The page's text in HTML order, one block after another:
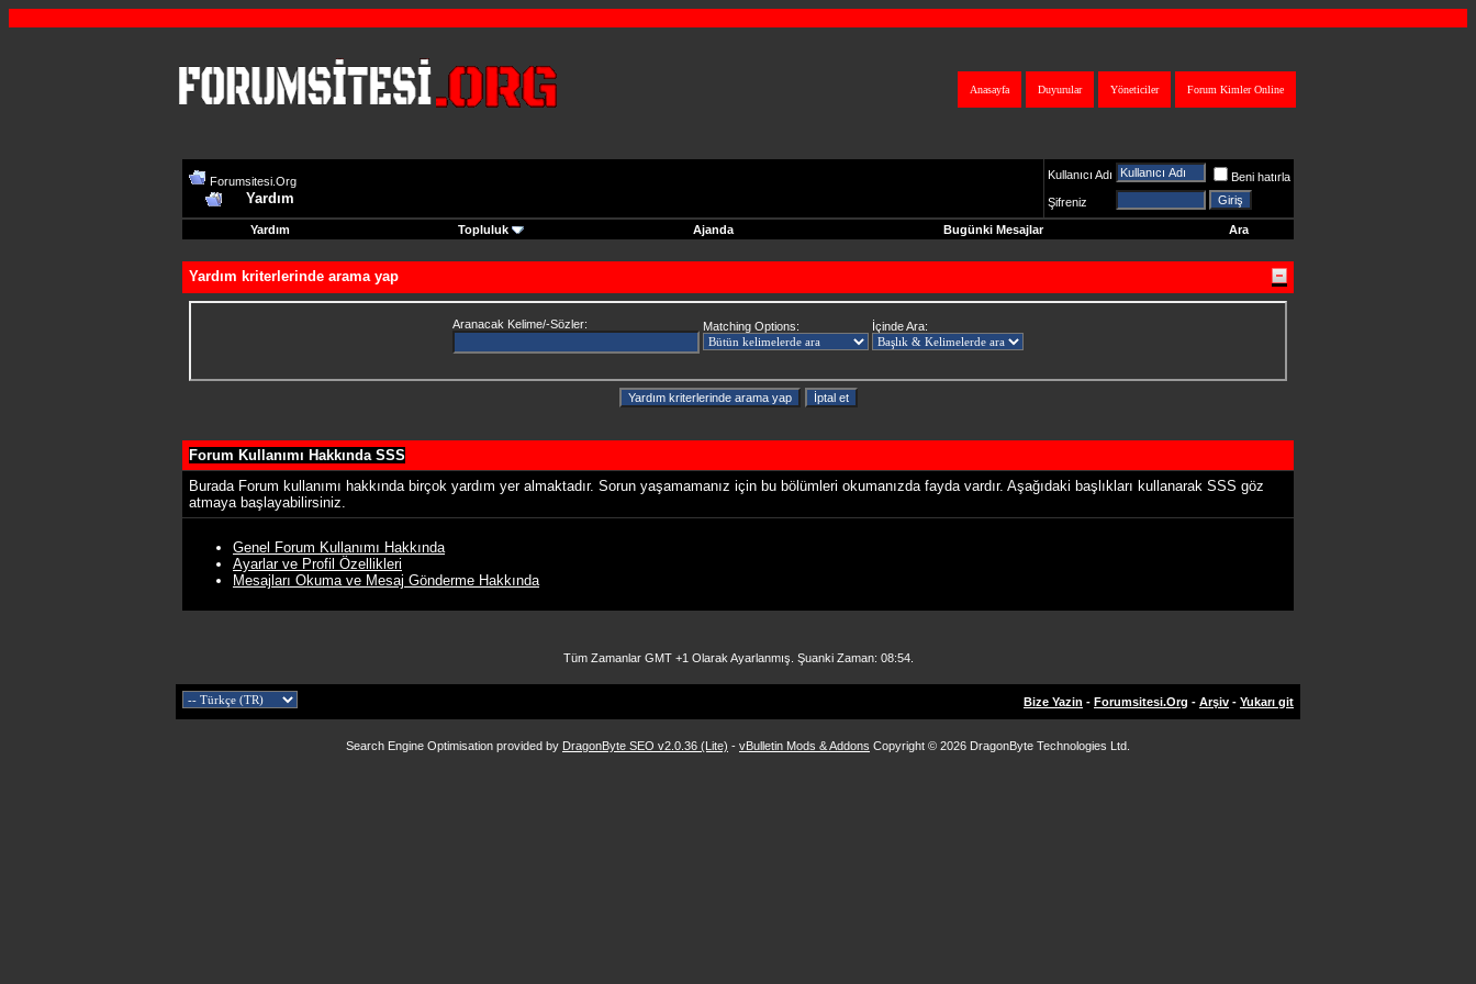
Forum Kimler Online
Yöneticiler
Duyurular
Anasayfa
Forumsitesi.Org
Yardım
Kullanıcı Adı
Beni hatırla
Şifreniz
Yardım Topluluk Ajanda Bugünki Mesajlar Ara
Yardım kriterlerinde arama yap
Aranacak Kelime/-Sözler: Matching Options: İçinde Ara:
Forum Kullanımı Hakkında SSS
Burada Forum kullanımı hakkında birçok yardım yer almaktadır. Sorun yaşamamanız için bu bölümleri okumanızda fayda vardır. Aşağıdaki başlıkları kullanarak SSS göz
atmaya başlayabilirsiniz.
Genel Forum Kullanımı Hakkında
Ayarlar ve Profil Özellikleri
Mesajları Okuma ve Mesaj Gönderme Hakkında
Tüm Zamanlar GMT +1 Olarak Ayarlanmış. Şuanki Zaman: 08:54.
Bize Yazin - Forumsitesi.Org - Arşiv - Yukarı git
Search Engine Optimisation provided by DragonByte SEO v2.0.36 (Lite) - vBulletin Mods & Addons Copyright © 2026 DragonByte Technologies Ltd.